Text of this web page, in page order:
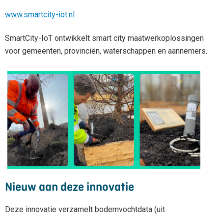
www.smartcity-iot.nl
SmartCity-IoT ontwikkelt smart city maatwerkoplossingen
voor gemeenten, provinciën, waterschappen en aannemers.
Nieuw aan deze innovatie
Deze innovatie verzamelt bodemvochtdata (uit